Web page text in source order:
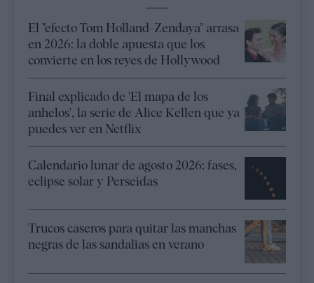
El "efecto Tom Holland-Zendaya" arrasa
en 2026: la doble apuesta que los
convierte en los reyes de Hollywood
Final explicado de 'El mapa de los
anhelos', la serie de Alice Kellen que ya
puedes ver en Netflix
Calendario lunar de agosto 2026: fases,
eclipse solar y Perseidas
Trucos caseros para quitar las manchas
negras de las sandalias en verano